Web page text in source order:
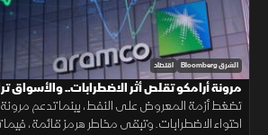
الشرق Bloomberg اقتصاد
مرونة أرامكو تقلص أثر الاضطرابات..
تضغط أزمة المعروض على النفط، بينما تدعم
احتواء الاضطرابات. وتبقى مخاطر هرمز قائمة،